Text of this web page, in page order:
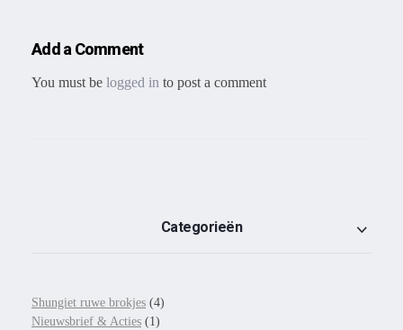
Add a Comment
You must be logged in to post a comment
Categorieën
Shungiet ruwe brokjes (4)
Nieuwsbrief & Acties (1)